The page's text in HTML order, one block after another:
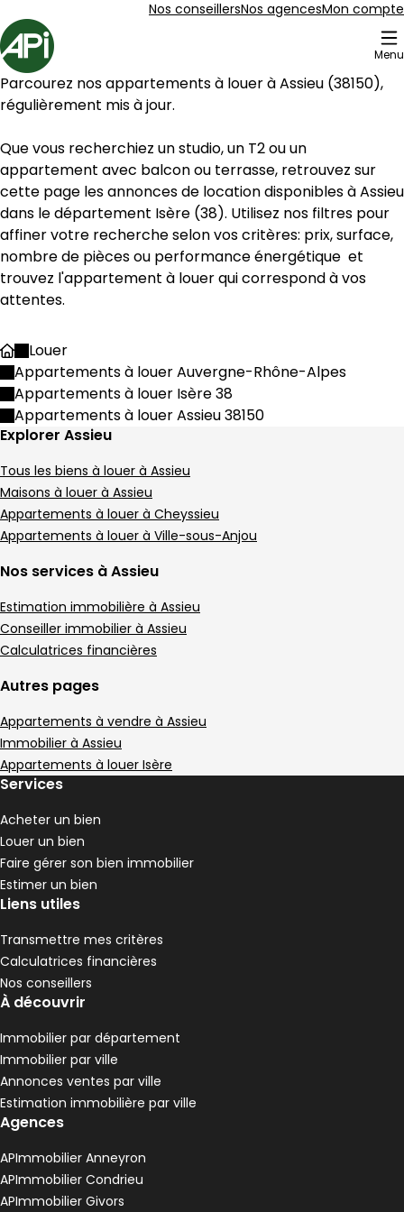
Nos conseillersNos agencesMon compte
Accueil
Menu
Parcourez nos appartements à louer à Assieu (38150),
régulièrement mis à jour.
Que vous recherchiez un studio, un T2 ou un
appartement avec balcon ou terrasse, retrouvez sur
cette page les annonces de location disponibles à Assieu
dans le département Isère (38). Utilisez nos filtres pour
affiner votre recherche selon vos critères: prix, surface,
nombre de pièces ou performance énergétique  et
trouvez l'appartement à louer qui correspond à vos
attentes.
AccueilLouer
Appartements à louer Auvergne-Rhône-Alpes
Appartements à louer Isère 38
Appartements à louer Assieu 38150
Explorer Assieu
Tous les biens à louer à Assieu
Maisons à louer à Assieu
Appartements à louer à Cheyssieu
Appartements à louer à Ville-sous-Anjou
Nos services à Assieu
Estimation immobilière à Assieu
Conseiller immobilier à Assieu
Calculatrices financières
Autres pages
Appartements à vendre à Assieu
Immobilier à Assieu
Appartements à louer Isère
Services
Acheter un bien
Louer un bien
Faire gérer son bien immobilier
Estimer un bien
Liens utiles
Transmettre mes critères
Calculatrices financières
Nos conseillers
À découvrir
Immobilier par département
Immobilier par ville
Annonces ventes par ville
Estimation immobilière par ville
Agences
APImmobilier Anneyron
APImmobilier Condrieu
APImmobilier Givors